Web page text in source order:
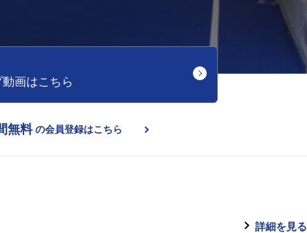
画はこちら
無料 の会員登録はこちら
詳細を見る